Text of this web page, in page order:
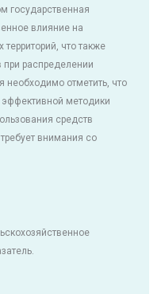
государственная
влияние на
территорий, что также
при распределении
отметить, что
методики
средств
внимания со